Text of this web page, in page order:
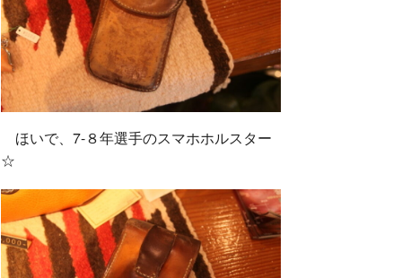
ほいで、7-８年選手のスマホホルスター
☆